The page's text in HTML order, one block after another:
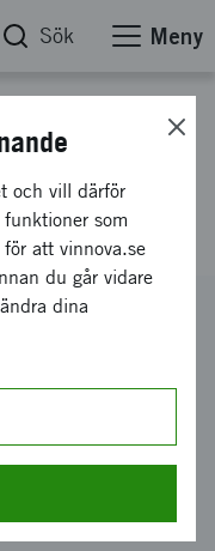
Sök Meny
i
och vill därför
som
att vinnova.se
du går vidare
dina